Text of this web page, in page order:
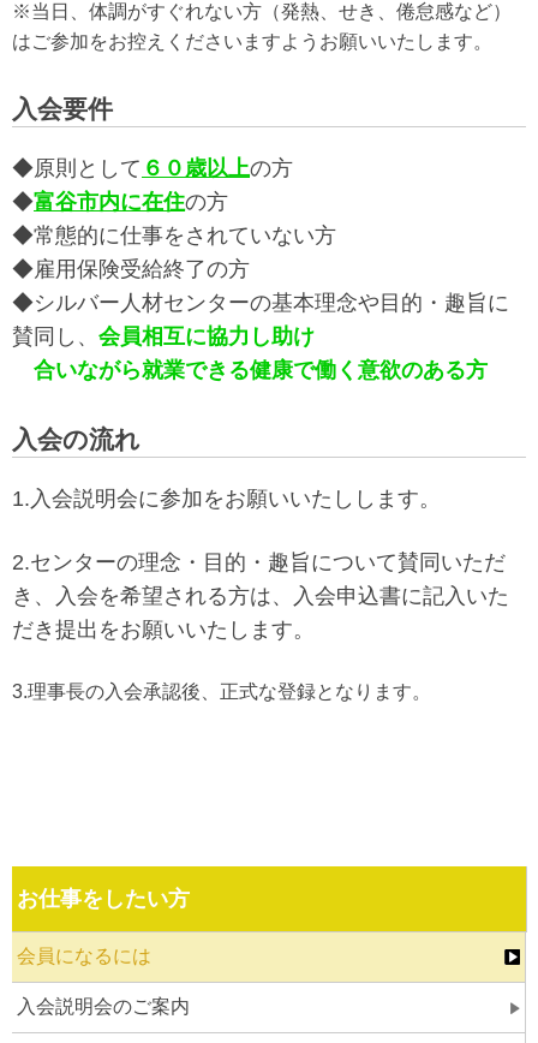
※当日、体調がすぐれない方（発熱、せき、倦怠感など）
はご参加をお控えくださいますようお願いいたします。
入会要件
◆原則として ６０歳以上の方
◆富谷市内に在住の方
◆常態的に仕事をされていない方
◆雇用保険受給終了の方
◆シルバー人材センターの基本理念や目的・趣旨に
賛同し、 会員相互に協力し助け
合いながら就業できる健康で働く意欲のある方
入会の流れ
1.入会説明会に参加をお願いいたしします。
2.センターの理念・目的・趣旨について賛同いただ
き、入会を希望される方は、入会申込書に記入いた
だき提出をお願いいたします。
3.理事長の入会承認後、正式な登録となります。
お仕事をしたい方
会員になるには
入会説明会のご案内